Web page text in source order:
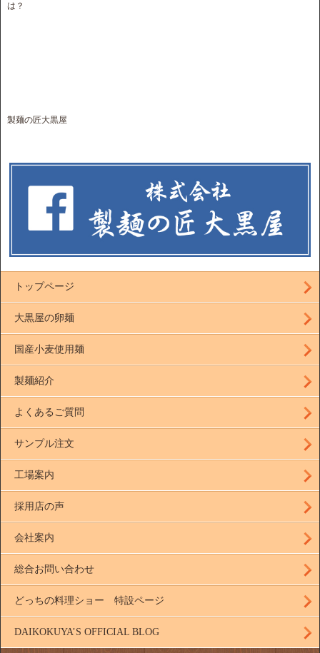
は？
製麺の匠大黒屋
トップページ
大黒屋の卵麺
国産小麦使用麺
製麺紹介
よくあるご質問
サンプル注文
工場案内
採用店の声
会社案内
総合お問い合わせ
どっちの料理ショー 特設ページ
DAIKOKUYA’S OFFICIAL BLOG